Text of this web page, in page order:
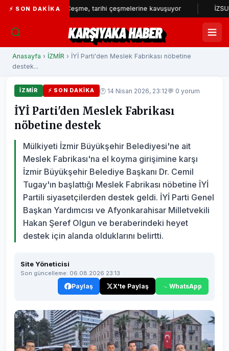
⚡ SON DAKIKA
Çeşme, tarihi çeşmelerine kavuşuyor İZSU’dan
KARŞIYAKA HABER
Anasayfa › İZMİR › İYİ Parti'den Meslek Fabrikası nöbetine
destek...
İZMİR ⚡ SON DAKIKA 🕐 14 Nisan 2026, 23:12💬 0 yorum
İYİ Parti'den Meslek Fabrikası
nöbetine destek
Mülkiyeti İzmir Büyükşehir Belediyesi'ne ait
Meslek Fabrikası'na el koyma girişimine karşı
İzmir Büyükşehir Belediye Başkanı Dr. Cemil
Tugay'ın başlattığı Meslek Fabrikası nöbetine İYİ
Partili siyasetçilerden destek geldi. İYİ Parti Genel
Başkan Yardımcısı ve Afyonkarahisar Milletvekili
Hakan Şeref Olgun ve beraberindeki heyet
destek için alanda olduklarını belirtti.
Site Yöneticisi
Son güncelleme: 06.08.2026 23:13
Paylaş X'te Paylaş WhatsApp